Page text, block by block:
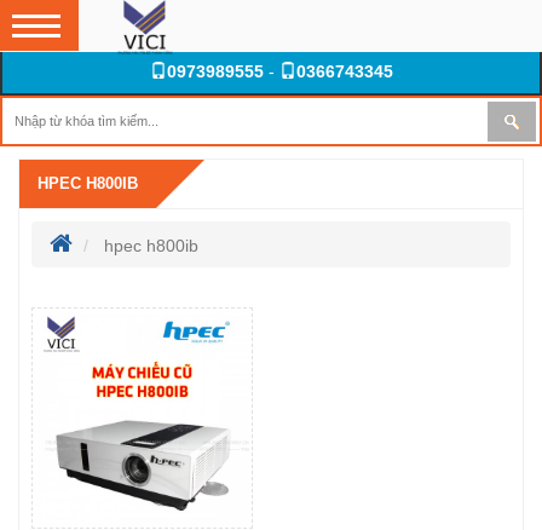
0973989555- 0366743345
HPEC H800IB
hpec h800ib